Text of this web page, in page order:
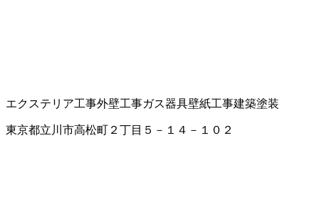
エクステリア工事外壁工事ガス器具壁紙工事建築塗装
東京都立川市高松町２丁目５－１４－１０２